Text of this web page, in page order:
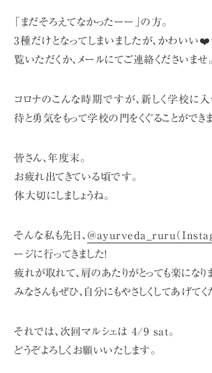
「まだそろえてなかったーー」の方。
3種だけとなってしまいましたが、 かわいい❤️
覧いただくか、メールにてご連絡くださいませ。
コロナのこんな時期ですが、新しく学校に入
待と勇気をもって学校の門をくぐることができま
皆さん、年度末。
お疲れ出てきている頃です。
体大切にしましょうね。
そんな私も先日、 @ayurveda_ruru（
ージに行ってきました!
疲れが取れて、肩のあたりがとっても楽になり
みなさんもぜひ、自分にもやさしくしてあげてく
それでは、次回マルシェは 4/9 sat。
どうぞよろしくお願いいたします。